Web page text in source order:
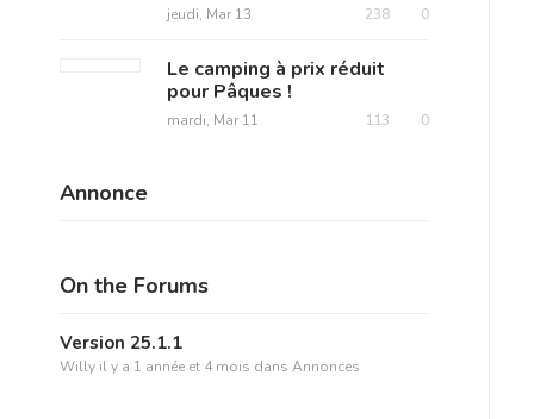
jeudi, Mar 13 0
238
Le camping à prix réduit
pour Pâques !
mardi, Mar 11 0
113
Annonce
On the Forums
Version 25.1.1
Willy il y a 1 année et 4 mois dans Annonces